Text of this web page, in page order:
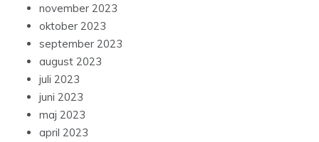
november 2023
oktober 2023
september 2023
august 2023
juli 2023
juni 2023
maj 2023
april 2023